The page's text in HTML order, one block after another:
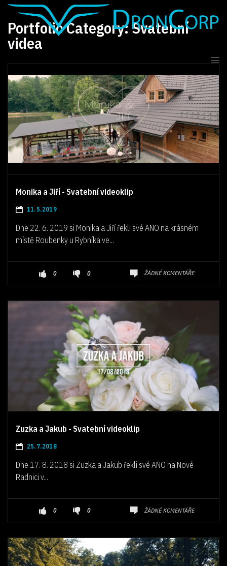
Portfolio Category:Svatební
videa
Monika a Jiří - Svatební videoklip
11.5.2019
Dne 22. 6. 2019 si Monika a Jiří řekli své ANO na krásném
místě Roubenky u Rybníka ve...
0 0 ŽÁDNÉ KOMENTÁŘE
Zuzka a Jakub - Svatební videoklip
25.7.2018
Dne 17. 8. 2018 si Zuzka a Jakub řekli své ANO na Nové
Radnici v...
0 0 ŽÁDNÉ KOMENTÁŘE